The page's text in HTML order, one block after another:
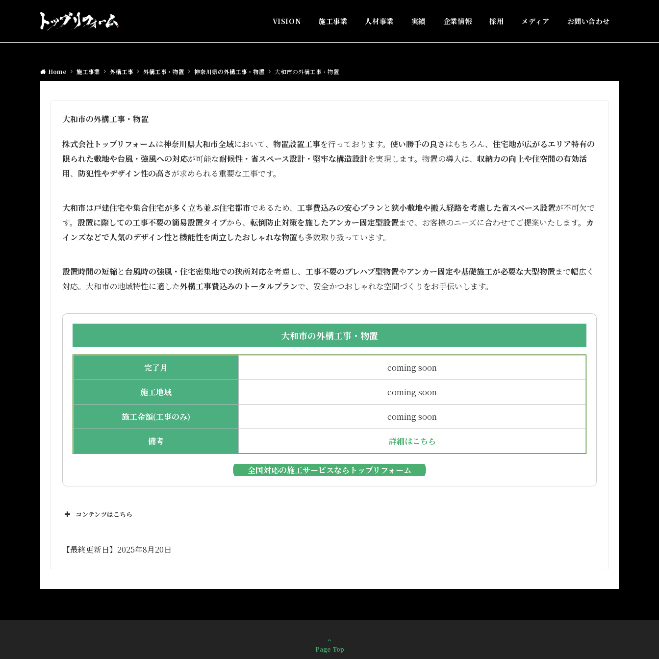
VISION 施工事業 人材事業 実績 企業情報 採用 メディア お問い合わせ
Home 施工事業 外構工事 外構工事・物置 神奈川県の外構工事・物置 大和市の外構工事・物置
大和市の外構工事・物置
株式会社トップリフォームは神奈川県大和市全域において、 物置設置工事を行っております。 使い勝手の良さ はもちろん、 住宅地が広がるエリア特有の
限られた敷地や台風・強風への対応が可能な耐候性・省スペース設計・堅牢な構造設計を実現します。物置の導入は、 収納力の向上や住空間の有効活
用、 防犯性やデザイン性の高さが求められる重要な工事です。
大和市は戸建住宅や集合住宅が多く立ち並ぶ住宅都市であるため、 工事費込みの安心プランと狭小敷地や搬入経路を考慮した省スペース設置が不可欠で
す。 設置に際しての工事不要の簡易設置タイプから、 転倒防止対策を施したアンカー固定型設置まで、お客様のニーズに合わせてご提案いたします。 カ
インズなどで人気のデザイン性と機能性を両立したおしゃれな物置も多数取り扱っています。
設置時間の短縮と台風時の強風・住宅密集地での狭所対応を考慮し、 工事不要のプレハブ型物置やアンカー固定や基礎施工が必要な大型物置まで幅広く
対応。大和市の地域特性に適した外構工事費込みのトータルプランで、安全かつおしゃれな空間づくりをお手伝いします。
大和市の外構工事・物置
完了月 coming soon
施工地域 coming soon
施工金額(工事のみ) coming soon
備考 詳細はこちら
全国対応の施工サービスならトップリフォーム
コンテンツはこちら
【最終更新日】2025年8月20日
Page Top